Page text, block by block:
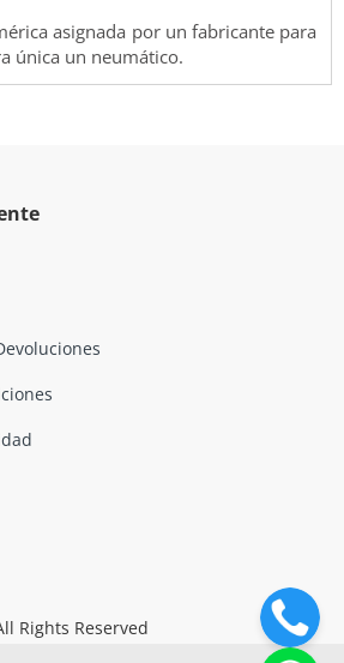
asignada por un fabricante para
única un neumático.
Rights Reserved